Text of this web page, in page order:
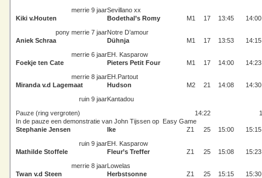
merrie 9 jaarSevillano xx
Kiki v.Houten
Bodethal’s Romy M1 17 13:45
14:00
pony merrie 7 jaarNotre D’amour
Aniek Schraa
Dühnja M1 17 13:53
14:15
merrie 6 jaarEH. Kasparow
Foekje ten Cate
Pieters Petit Four M1 17 14:00
14:23
merrie 8 jaarEH.Partout
Miranda v.d Lagemaat
Hudson M2 21 14:08
14:30
ruin 9 jaarKantadou
Pauze (ring vergroten)
14:22
In de pauze een demonstratie van John Tijssen op Easy Game
Stephanie Jensen
Ike Z1 25 15:00
15:15
ruin 9 jaarEH. Kasparow
Mathilde Stoffele
Fleur’s Treffer Z1 25 15:08
15:23
merrie 8 jaarLowelas
Twan v.d Steen
Herbstsonne Z1 25 15:15
15:30